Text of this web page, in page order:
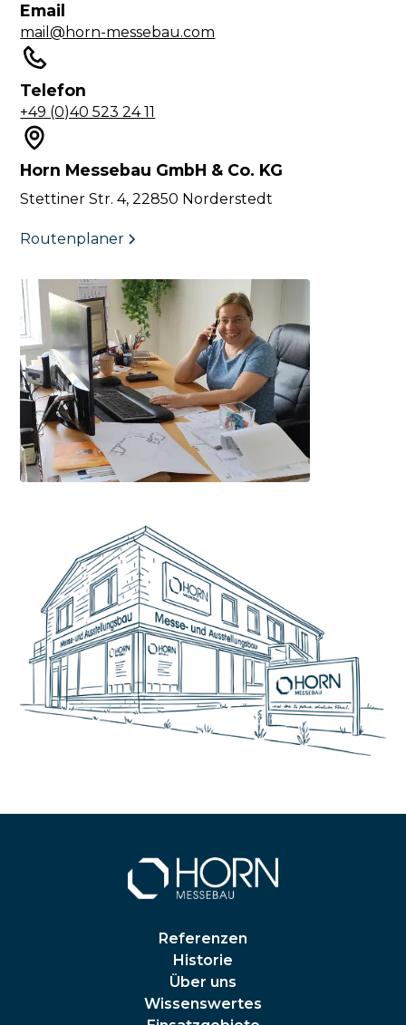
Email
mail@horn-messebau.com
Telefon
+49 (0)40 523 24 11
Horn Messebau GmbH & Co. KG
Stettiner Str. 4, 22850 Norderstedt
Routenplaner
Referenzen
Historie
Über uns
Wissenswertes